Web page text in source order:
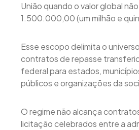
União quando o valor global
1.500.000,00 (um milhão e
Esse escopo delimita o
contratos de repasse
federal para estados,
públicos e organizações da
O regime não alcança
licitação celebrados entre a